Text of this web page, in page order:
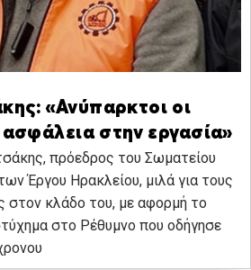
«Ανύπαρκτοι οι
ασφάλεια στην εργασία»
πρόεδρος του Σωματείου
Έργου Ηρακλείου, μιλά για τους
στον κλάδο του, με αφορμή το
στο Ρέθυμνο που οδήγησε